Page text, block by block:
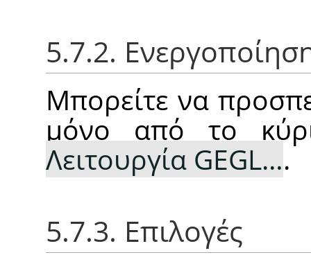
5.7.2.
Μπορείτε να
μόνο από το
Λειτουργία GEGL….
5.7.3. Επιλογές